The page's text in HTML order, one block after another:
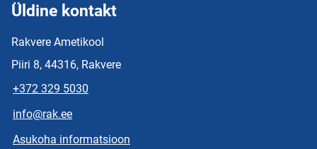
Üldine kontakt
Rakvere Ametikool
Piiri 8, 44316, Rakvere
+372 329 5030
info@rak.ee
Asukoha informatsioon